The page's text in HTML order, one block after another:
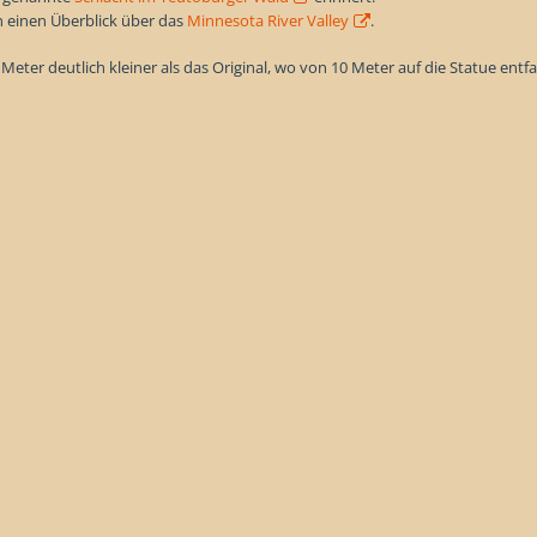
Überblick über das Minnesota River Valley .
deutlich kleiner als das Original, wo von 10 Meter auf die Statue